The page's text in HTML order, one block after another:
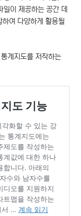
이 제공하는 공간 데
여 다양하게 활용될
계지도를 저작하는